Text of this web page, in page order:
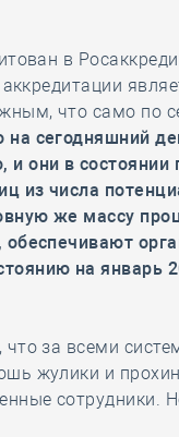
в
что само по
на сегодняшний
они в состоянии
из числа
же массу
обеспечивают
на январь
за всеми
жулики и
сотрудники.